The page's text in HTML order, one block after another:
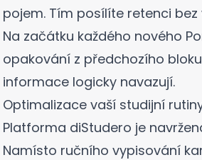
pojem. Tím posílíte retenci bez
Na začátku každého nového
opakování z předchozího
informace logicky navazují.
Optimalizace vaší studijní
Platforma diStudero je
Namísto ručního vypisování